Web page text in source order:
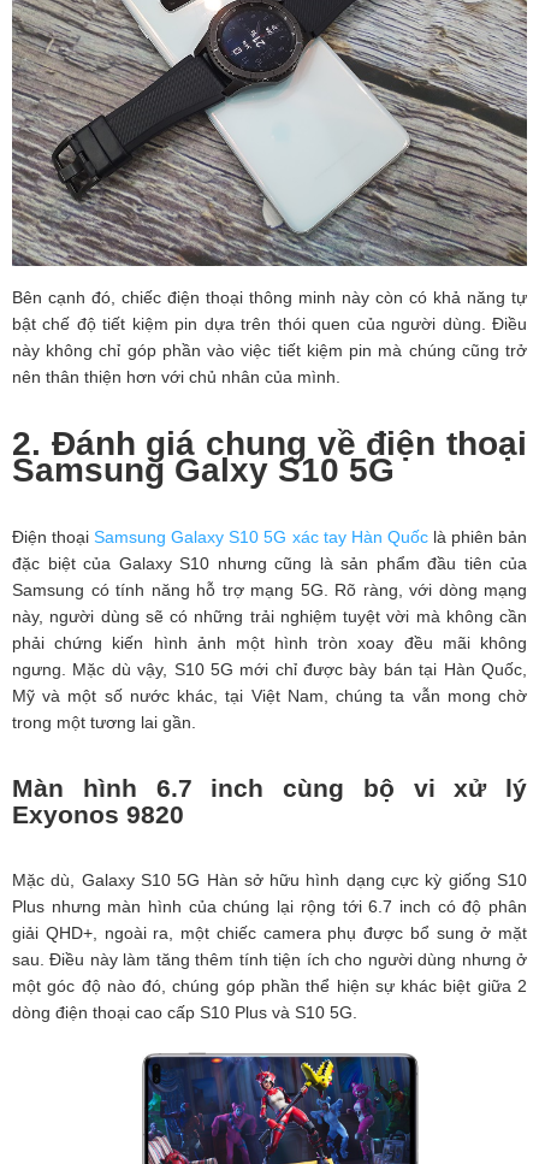
Bên cạnh đó, chiếc điện thoại thông minh này còn có khả năng tự
bật chế độ tiết kiệm pin dựa trên thói quen của người dùng. Điều
này không chỉ góp phần vào việc tiết kiệm pin mà chúng cũng trở
nên thân thiện hơn với chủ nhân của mình.
2. Đánh giá chung về điện thoại
Samsung Galxy S10 5G
Điện thoạiSamsung Galaxy S10 5G xác tay Hàn Quốc là phiên bản
đặc biệt của Galaxy S10 nhưng cũng là sản phẩm đầu tiên của
Samsung có tính năng hỗ trợ mạng 5G. Rõ ràng, với dòng mạng
này, người dùng sẽ có những trải nghiệm tuyệt vời mà không cần
phải chứng kiến hình ảnh một hình tròn xoay đều mãi không
ngưng. Mặc dù vậy, S10 5G mới chỉ được bày bán tại Hàn Quốc,
Mỹ và một số nước khác, tại Việt Nam, chúng ta vẫn mong chờ
trong một tương lai gần.
Màn hình 6.7 inch cùng bộ vi xử lý
Exyonos 9820
Mặc dù, Galaxy S10 5G Hàn sở hữu hình dạng cực kỳ giống S10
Plus nhưng màn hình của chúng lại rộng tới 6.7 inch có độ phân
giải QHD+, ngoài ra, một chiếc camera phụ được bổ sung ở mặt
sau. Điều này làm tăng thêm tính tiện ích cho người dùng nhưng ở
một góc độ nào đó, chúng góp phần thể hiện sự khác biệt giữa 2
dòng điện thoại cao cấp S10 Plus và S10 5G.